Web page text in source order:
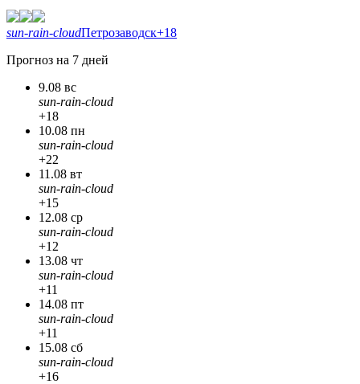
sun-rain-cloudПетрозаводск+18
Прогноз на 7 дней
9.08 вс
sun-rain-cloud
+18
10.08 пн
sun-rain-cloud
+22
11.08 вт
sun-rain-cloud
+15
12.08 ср
sun-rain-cloud
+12
13.08 чт
sun-rain-cloud
+11
14.08 пт
sun-rain-cloud
+11
15.08 сб
sun-rain-cloud
+16